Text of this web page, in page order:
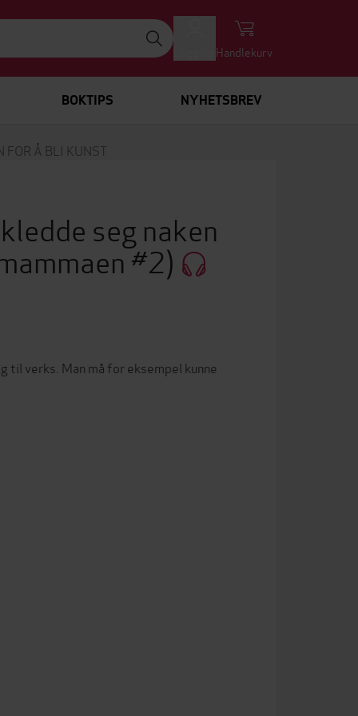
Handlekurv
BOKTIPS NYHETSBREV
Å BLI KUNST
seg naken
#2)
til verks. Man må for eksempel kunne